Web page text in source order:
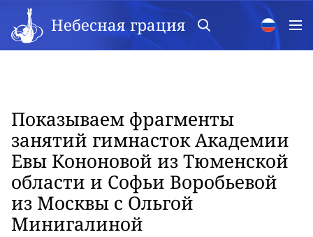
Небесная грация
Показываем фрагменты
занятий гимнасток Академии
Евы Кононовой из Тюменской
области и Софьи Воробьевой
из Москвы с Ольгой
Минигалиной